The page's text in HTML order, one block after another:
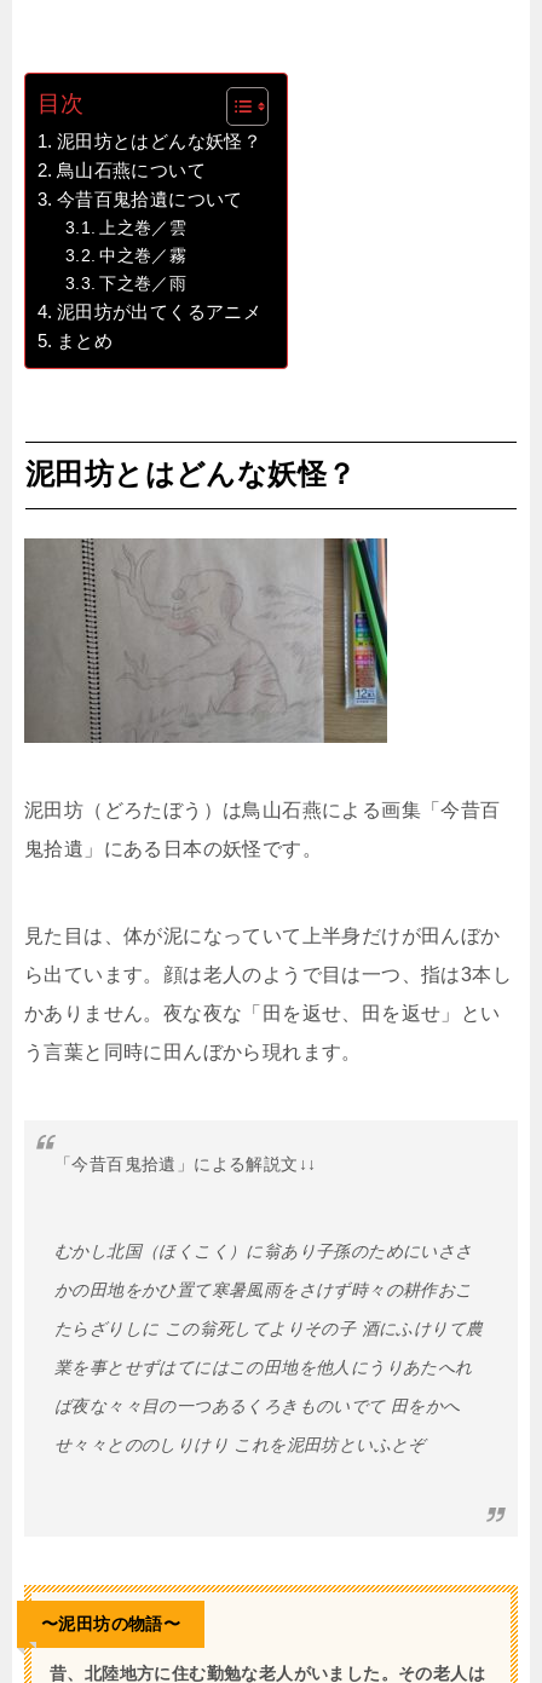
目次
泥田坊とはどんな妖怪？
鳥山石燕について
今昔百鬼拾遺について
上之巻／雲
中之巻／霧
下之巻／雨
泥田坊が出てくるアニメ
まとめ
泥田坊とはどんな妖怪？
泥田坊（どろたぼう）は鳥山石燕による画集「今昔百
鬼拾遺」 にある日本の妖怪です。
見た目は、体が泥になっていて上半身だけが田んぼか
ら出ています。顔は老人のようで目は一つ、指は3本し
かありません。夜な夜な「田を返せ、田を返せ」とい
う言葉と同時に田んぼから現れます。
「今昔百鬼拾遺」による解説文↓↓
むかし北国（ほくこく）に翁あり子孫のためにいささ
かの田地をかひ置て寒暑風雨をさけず時々の耕作おこ
たらざりしに この翁死してよりその子 酒にふけりて農
業を事とせずはてにはこの田地を他人にうりあたへれ
ば夜な々々目の一つあるくろきものいでて 田をかへ
せ々々とののしりけり これを泥田坊といふとぞ
〜泥田坊の物語〜
昔、北陸地方に住む勤勉な老人がいました。その老人は